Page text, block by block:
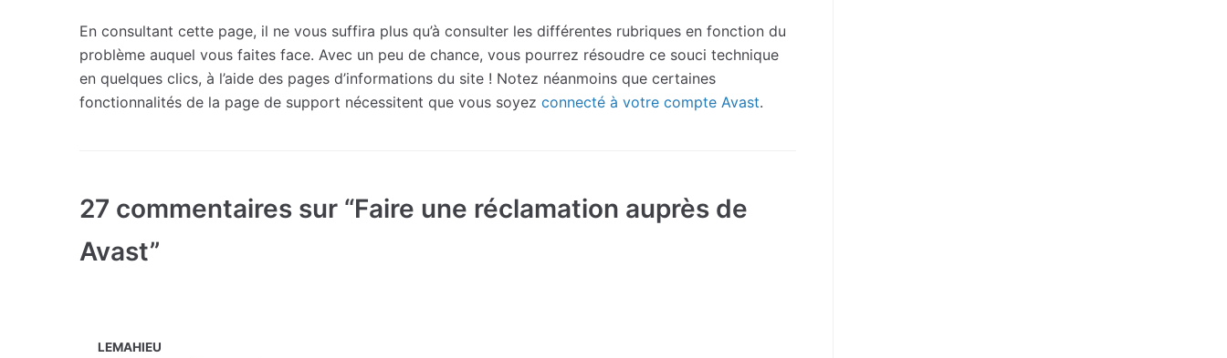
En consultant cette page, il ne vous suffira plus qu’à consulter les différentes rubriques en fonction du
problème auquel vous faites face. Avec un peu de chance, vous pourrez résoudre ce souci technique
en quelques clics, à l’aide des pages d’informations du site ! Notez néanmoins que certaines
fonctionnalités de la page de support nécessitent que vous soyez connecté à votre compte Avast.
27 commentaires sur “Faire une réclamation auprès de
Avast”
LEMAHIEU